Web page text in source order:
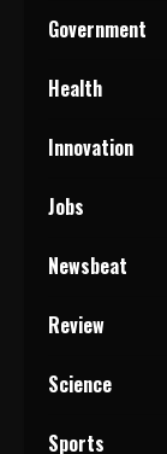
Government
Health
Innovation
Jobs
Newsbeat
Review
Science
Sports